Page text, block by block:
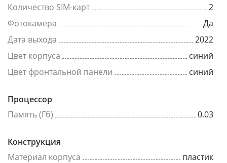
Количество SIM-карт
2
Фотокамера
Да
Дата выхода
2022
Цвет корпуса
синий
Цвет фронтальной панели
синий
Процессор
Память (Гб)
0.03
Конструкция
Материал корпуса
пластик